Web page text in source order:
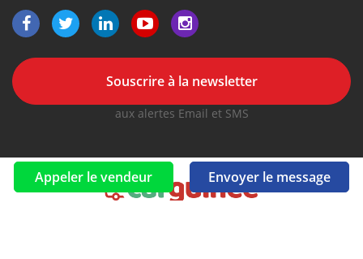
Appeler le vendeur Envoyer le message
Souscrire à la newsletter
aux alertes Email et SMS